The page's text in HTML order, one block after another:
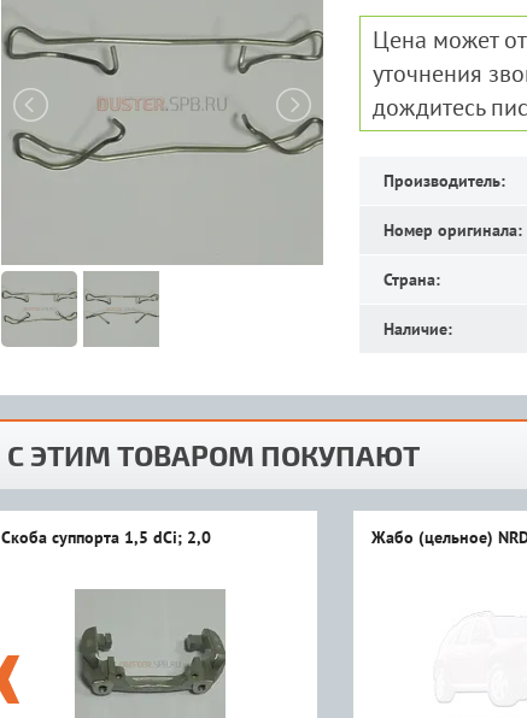
Цена может
уточнения
дождитесь
Производитель:
Номер оригинала:
Страна:
Наличие:
С ЭТИМ ТОВАРОМ ПОКУПАЮТ
Скоба суппорта 1,5 dCi; 2,0 Жабо (цельное)